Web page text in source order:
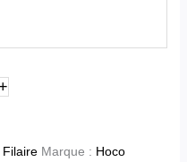
Filaire Marque : Hoco